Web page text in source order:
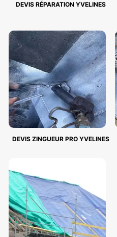
DEVIS RÉPARATION YVELINES
DEVIS ZINGUEUR PRO YVELINES